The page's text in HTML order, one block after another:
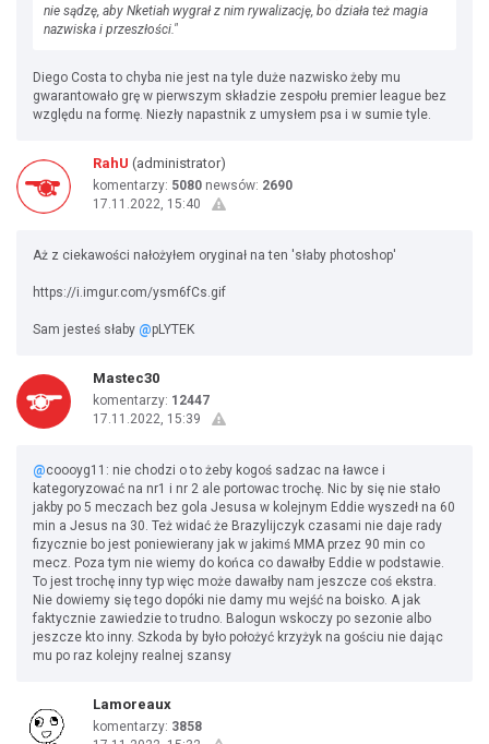
nie sądzę, aby Nketiah wygrał z nim rywalizację, bo działa też magia
nazwiska i przeszłości."
Diego Costa to chyba nie jest na tyle duże nazwisko żeby mu
gwarantowało grę w pierwszym składzie zespołu premier league bez
względu na formę. Niezły napastnik z umysłem psa i w sumie tyle.
RahU (administrator)
komentarzy: 5080 newsów: 2690
17.11.2022, 15:40
Aż z ciekawości nałożyłem oryginał na ten 'słaby photoshop'
https://i.imgur.com/ysm6fCs.gif
Sam jesteś słaby @pLYTEK
Mastec30
komentarzy: 12447
17.11.2022, 15:39
@coooyg11: nie chodzi o to żeby kogoś sadzac na ławce i
kategoryzować na nr1 i nr 2 ale portowac trochę. Nic by się nie stało
jakby po 5 meczach bez gola Jesusa w kolejnym Eddie wyszedł na 60
min a Jesus na 30. Też widać że Brazylijczyk czasami nie daje rady
fizycznie bo jest poniewierany jak w jakimś MMA przez 90 min co
mecz. Poza tym nie wiemy do końca co dawałby Eddie w podstawie.
To jest trochę inny typ więc może dawałby nam jeszcze coś ekstra.
Nie dowiemy się tego dopóki nie damy mu wejść na boisko. A jak
faktycznie zawiedzie to trudno. Balogun wskoczy po sezonie albo
jeszcze kto inny. Szkoda by było położyć krzyżyk na gościu nie dając
mu po raz kolejny realnej szansy
Lamoreaux
komentarzy: 3858